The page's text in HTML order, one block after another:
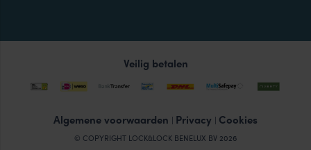
Veilig betalen
Algemene voorwaarden | Privacy | Cookies
© COPYRIGHT LOCK&LOCK BENELUX BV 2026